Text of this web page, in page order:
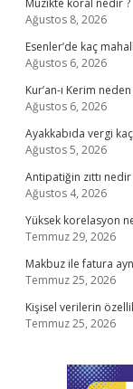
Müzikte koral nedir ?
Ağustos 8, 2026
Esenler’de kaç
Ağustos 6, 2026
Kur’an-ı Kerim
Ağustos 6, 2026
Ayakkabıda vergi
Ağustos 5, 2026
Antipatiğin zıttı nedir
Ağustos 4, 2026
Yüksek korelasyon
Temmuz 29, 2026
Makbuz ile fatura
Temmuz 25, 2026
Kişisel verilerin
Temmuz 25, 2026